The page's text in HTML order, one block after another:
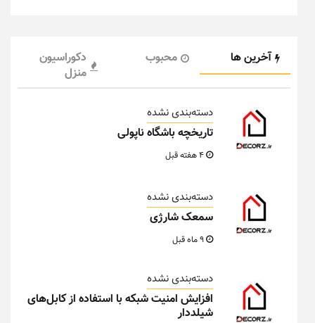
آخرین ها محبوب
دکوراسیون
منزل
دسته‌بندی نشده
تاریخچه باشگاه ناپولی
دسته‌بندی نشده
سمعک شارژی
دسته‌بندی نشده
افزایش امنیت شبکه با استفاده از کابل‌های
شیلددار